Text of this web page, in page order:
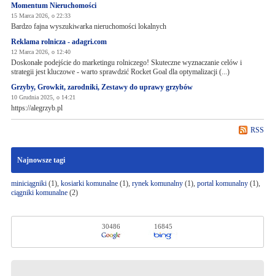
Momentum Nieruchomości
15 Marca 2026, o 22:33
Bardzo fajna wyszukiwarka nieruchomości lokalnych
Reklama rolnicza - adagri.com
12 Marca 2026, o 12:40
Doskonałe podejście do marketingu rolniczego! Skuteczne wyznaczanie celów i
strategii jest kluczowe - warto sprawdzić Rocket Goal dla optymalizacji (...)
Grzyby, Growkit, zarodniki, Zestawy do uprawy grzybów
10 Grudnia 2025, o 14:21
https://alegrzyb.pl
RSS
Najnowsze tagi
miniciągniki(1), kosiarki komunalne(1), rynek komunalny(1), portal komunalny(1),
ciągniki komunalne(2)
30486 16845